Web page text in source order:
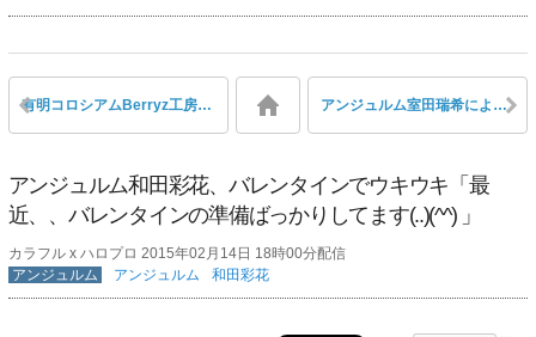
有明コロシアムBerryz工房祭りは４時間超え！Berryzの3部は2時間！ アンジュルム室田瑞希によるガンダム”ラスト・シューティング”
アンジュルム和田彩花、バレンタインでウキウキ「最
近、、バレンタインの準備ばっかりしてます(..)(^^) 」
カラフル x ハロプロ 2015年02月14日 18時00分配信
アンジュルム
アンジュルム 和田彩花